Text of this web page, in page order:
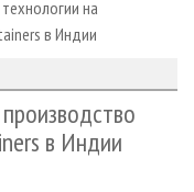
на
в Индии
в Индии